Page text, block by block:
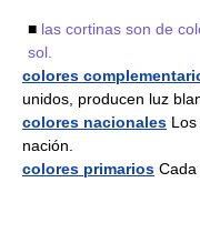
■ las cortinas son de
sol.
colores
unidos, producen luz
colores nacionales
nación.
colores primarios Cada